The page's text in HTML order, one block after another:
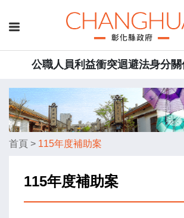
公職人員利益衝突迴避法身分
首頁 > 115年度補助案
115年度補助案